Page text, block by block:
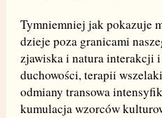
Tymniemniej jak pokazuje
dzieje poza granicami
zjawiska i natura interakcji
duchowości, terapii
odmiany transowa
kumulacja wzorców